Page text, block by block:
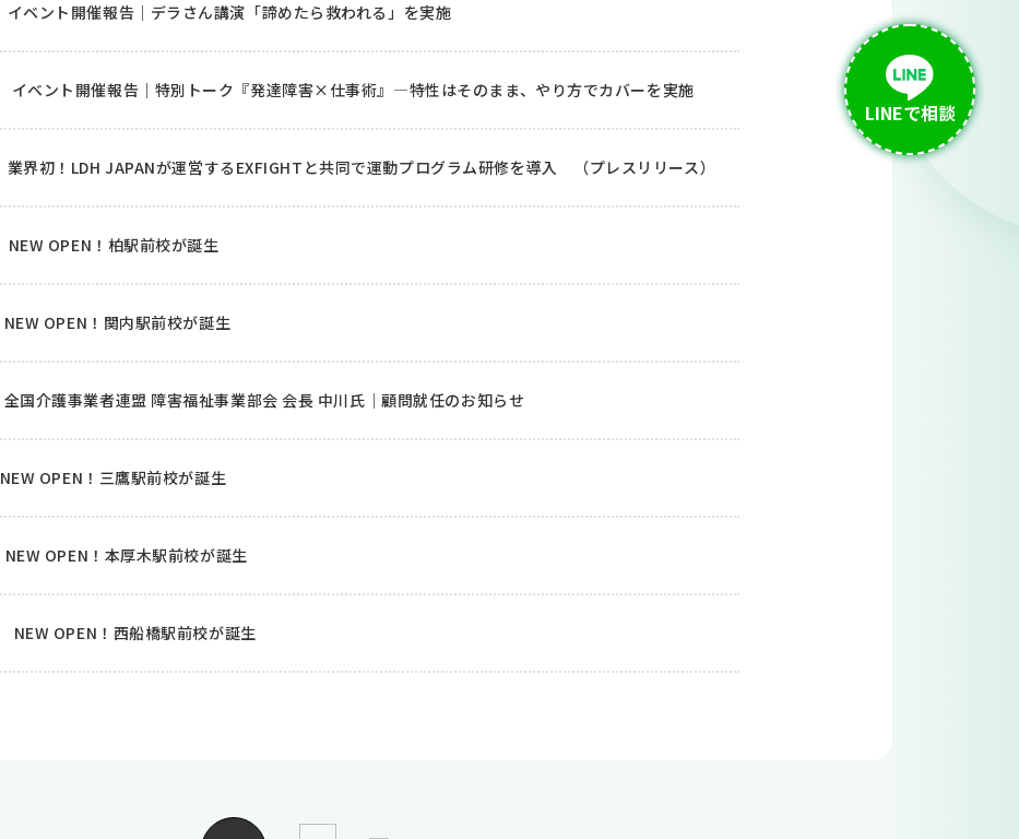
LINEで相談
イベント開催報告｜デラさん講演「諦めたら救われる」を実施
イベント開催報告｜特別トーク『発達障害×仕事術』―特性はそのまま、やり方でカバーを実施
業界初！LDH JAPANが運営するEXFIGHTと共同で運動プログラム研修を導入 （プレスリリース）
NEW OPEN！柏駅前校が誕生
NEW OPEN！関内駅前校が誕生
全国介護事業者連盟 障害福祉事業部会 会長 中川氏｜顧問就任のお知らせ
NEW OPEN！三鷹駅前校が誕生
NEW OPEN！本厚木駅前校が誕生
NEW OPEN！西船橋駅前校が誕生